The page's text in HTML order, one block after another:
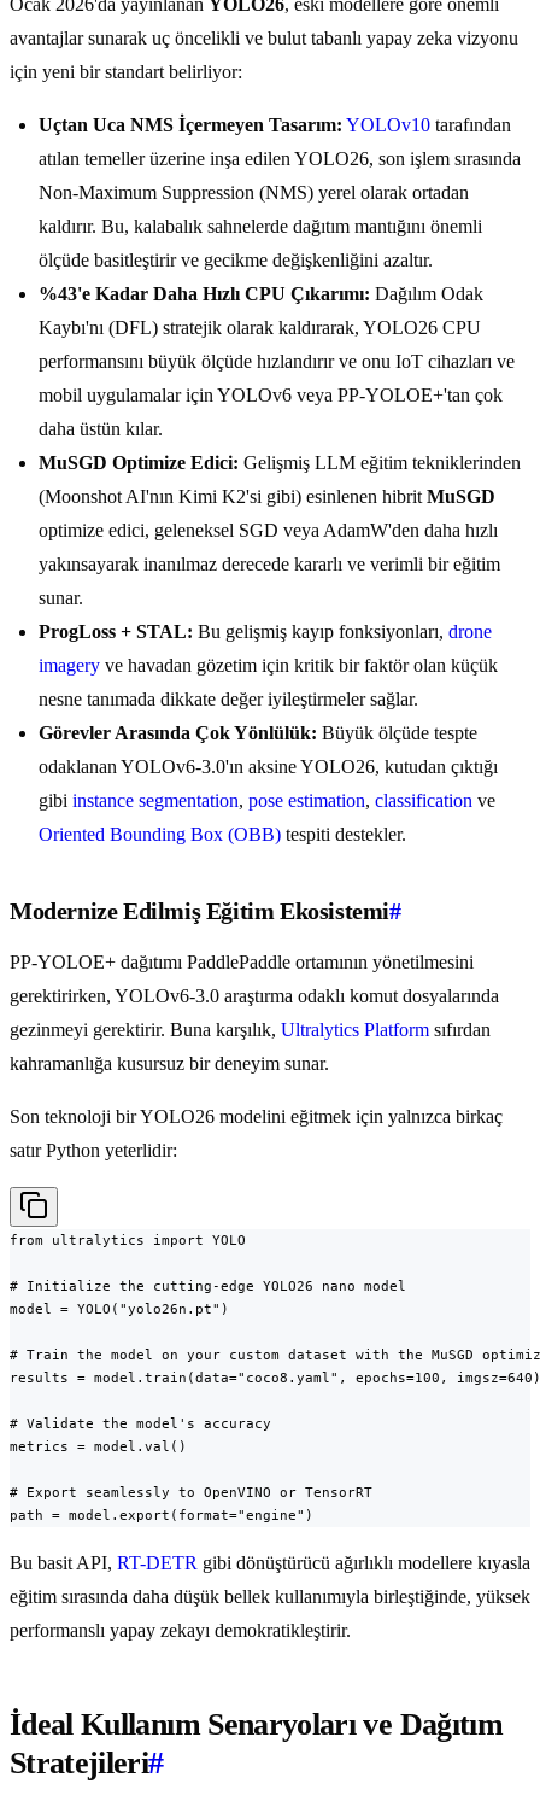
Ocak 2026'da yayınlanan YOLO26, eski modellere göre önemli
avantajlar sunarak uç öncelikli ve bulut tabanlı yapay zeka vizyonu
için yeni bir standart belirliyor:
Uçtan Uca NMS İçermeyen Tasarım: YOLOv10 tarafından
atılan temeller üzerine inşa edilen YOLO26, son işlem sırasında
Non-Maximum Suppression (NMS) yerel olarak ortadan
kaldırır. Bu, kalabalık sahnelerde dağıtım mantığını önemli
ölçüde basitleştirir ve gecikme değişkenliğini azaltır.
%43'e Kadar Daha Hızlı CPU Çıkarımı: Dağılım Odak
Kaybı'nı (DFL) stratejik olarak kaldırarak, YOLO26 CPU
performansını büyük ölçüde hızlandırır ve onu IoT cihazları ve
mobil uygulamalar için YOLOv6 veya PP-YOLOE+'tan çok
daha üstün kılar.
MuSGD Optimize Edici: Gelişmiş LLM eğitim tekniklerinden
(Moonshot AI'nın Kimi K2'si gibi) esinlenen hibrit MuSGD
optimize edici, geleneksel SGD veya AdamW'den daha hızlı
yakınsayarak inanılmaz derecede kararlı ve verimli bir eğitim
sunar.
ProgLoss + STAL: Bu gelişmiş kayıp fonksiyonları, drone
imagery ve havadan gözetim için kritik bir faktör olan küçük
nesne tanımada dikkate değer iyileştirmeler sağlar.
Görevler Arasında Çok Yönlülük: Büyük ölçüde tespte
odaklanan YOLOv6-3.0'ın aksine YOLO26, kutudan çıktığı
gibi instance segmentation, pose estimation, classification ve
Oriented Bounding Box (OBB) tespiti destekler.
Modernize Edilmiş Eğitim Ekosistemi#
PP-YOLOE+ dağıtımı PaddlePaddle ortamının yönetilmesini
gerektirirken, YOLOv6-3.0 araştırma odaklı komut dosyalarında
gezinmeyi gerektirir. Buna karşılık, Ultralytics Platform sıfırdan
kahramanlığa kusursuz bir deneyim sunar.
Son teknoloji bir YOLO26 modelini eğitmek için yalnızca birkaç
satır Python yeterlidir:
from ultralytics import YOLO
# Initialize the cutting-edge YOLO26 nano model
model = YOLO("yolo26n.pt")
# Train the model on your custom dataset with the MuSGD
results = model.train(data="coco8.yaml", epochs=100, imgsz=640)
# Validate the model's accuracy
metrics = model.val()
# Export seamlessly to OpenVINO or TensorRT
path = model.export(format="engine")
Bu basit API, RT-DETR gibi dönüştürücü ağırlıklı modellere kıyasla
eğitim sırasında daha düşük bellek kullanımıyla birleştiğinde, yüksek
performanslı yapay zekayı demokratikleştirir.
İdeal Kullanım Senaryoları ve Dağıtım
Stratejileri#